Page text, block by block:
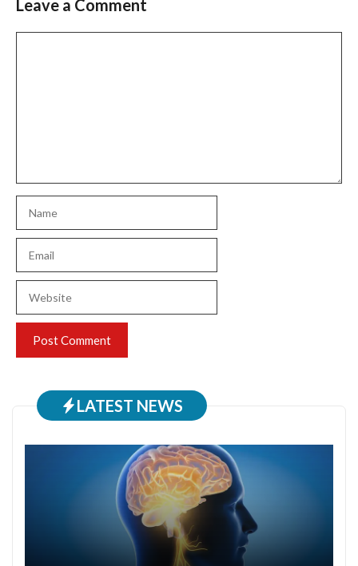
Leave a Comment
LATEST NEWS